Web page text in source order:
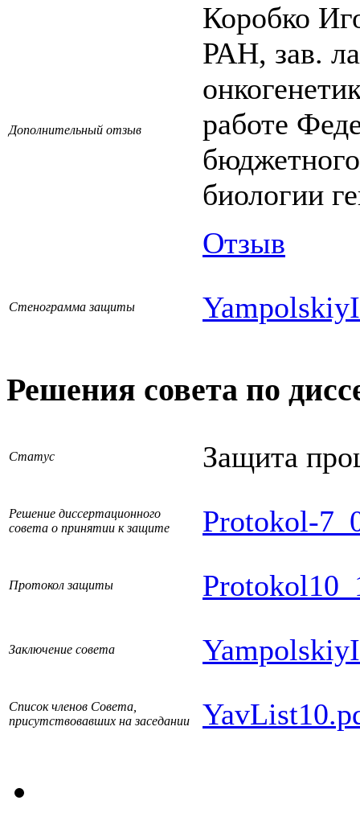
Дополнительный отзыв
Коробко
РАН, зав.
работе
биологии
Отзыв
Стенограмма защиты
Решения совета по
Статус Защита
Решение диссертационного
совета о принятии к защите
Protokol-
Протокол защиты
Заключение совета
Список членов Совета,
присутствовавших на заседании